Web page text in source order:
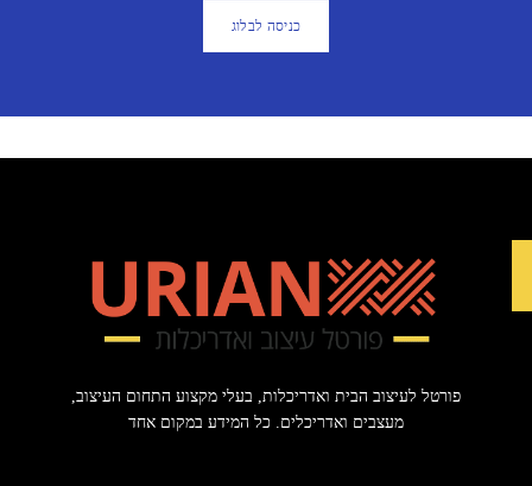
כניסה לבלוג
פורטל לעיצוב הבית ואדריכלות, בעלי מקצוע התחום העיצוב,
מעצבים ואדריכלים. כל המידע במקום אחד